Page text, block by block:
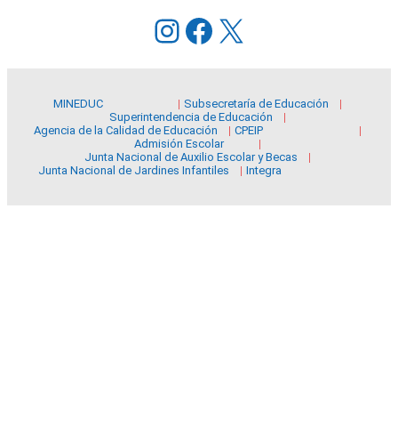
Instagram
Facebook
X
MINEDUC
Subsecretaría de Educación
Superintendencia de Educación
Agencia de la Calidad de Educación
CPEIP
Admisión Escolar
Junta Nacional de Auxilio Escolar y Becas
Junta Nacional de Jardines Infantiles
Integra